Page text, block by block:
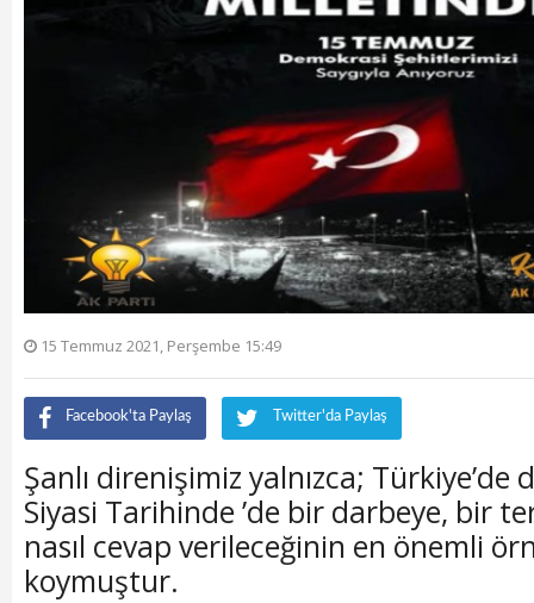
15 Temmuz 2021, Perşembe 15:49
Facebook'ta Paylaş Twitter'da Paylaş
Şanlı direnişimiz yalnızca; Türkiye’de
Siyasi Tarihinde ’de bir darbeye, bir
nasıl cevap verileceğinin en önemli
koymuştur.